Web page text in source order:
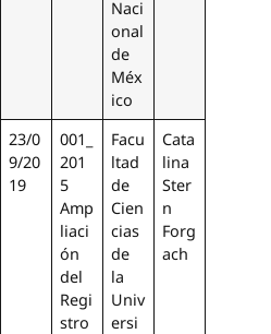
Naci
onal
de
Méx
ico
23/0
9/20
19
001_
201
5
Amp
liaci
ón
del
Regi
stro
Facu
ltad
de
Cien
cias
de
la
Univ
ersi
Cata
lina
Ster
n
Forg
ach